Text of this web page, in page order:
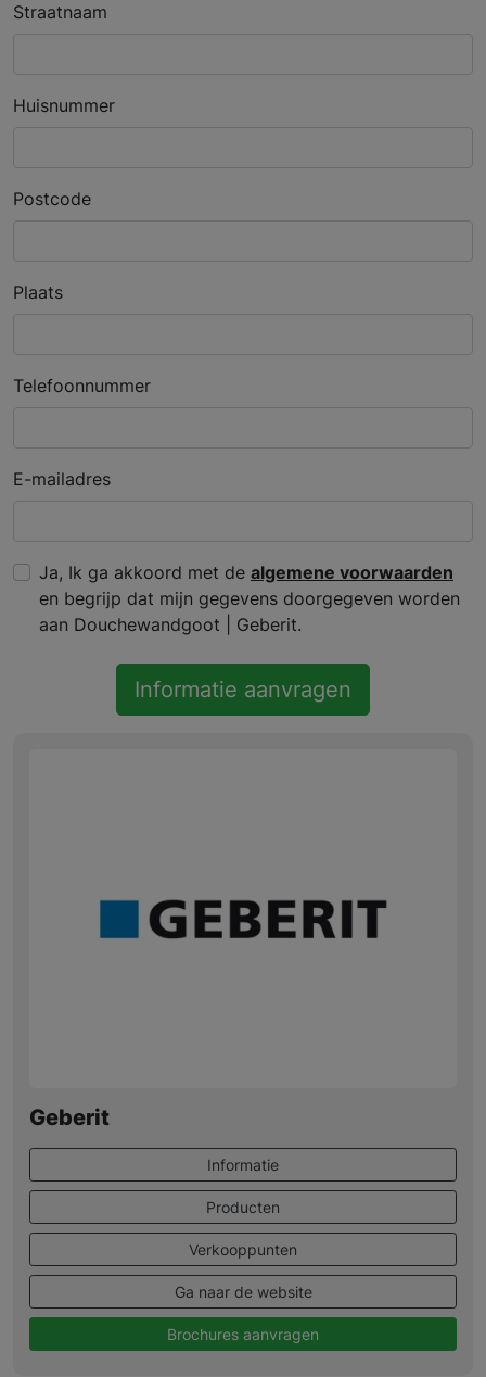
Straatnaam
Huisnummer
Postcode
Plaats
Telefoonnummer
E-mailadres
Ja, Ik ga akkoord met de algemene voorwaarden
en begrijp dat mijn gegevens doorgegeven worden
aan Douchewandgoot | Geberit.
Informatie aanvragen
Geberit
Informatie
Producten
Verkooppunten
Ga naar de website
Brochures aanvragen